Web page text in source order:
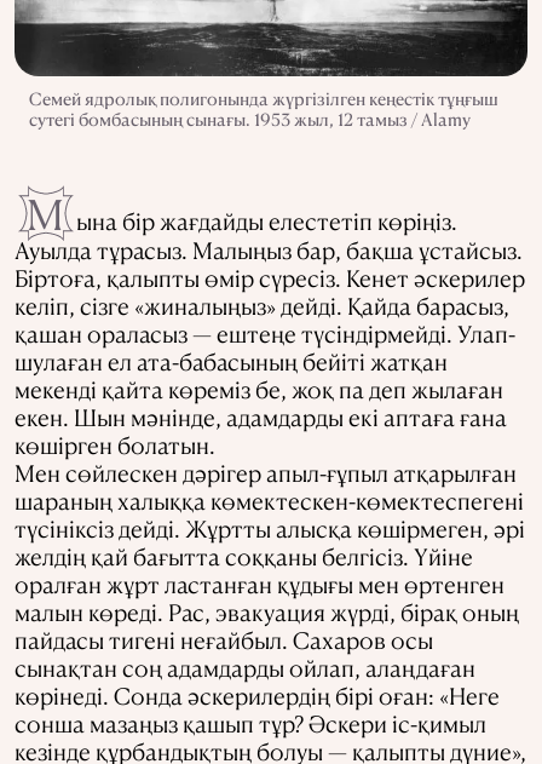
Семей ядролық полигонында жүргізілген кеңестік тұңғыш
сутегі бомбасының сынағы. 1953 жыл, 12 тамыз / Alamy
М ына бір жағдайды елестетіп көріңіз.
Ауылда тұрасыз. Малыңыз бар, бақша ұстайсыз.
Біртоға, қалыпты өмір сүресіз. Кенет әскерилер
келіп, сізге «жиналыңыз» дейді. Қайда барасыз,
қашан ораласыз — ештеңе түсіндірмейді. Улап-
шулаған ел ата-бабасының бейіті жатқан
мекенді қайта көреміз бе, жоқ па деп жылаған
екен. Шын мәнінде, адамдарды екі аптаға ғана
көшірген болатын.
Мен сөйлескен дәрігер апыл-ғұпыл атқарылған
шараның халыққа көмектескен-көмектеспегені
түсініксіз дейді. Жұртты алысқа көшірмеген, әрі
желдің қай бағытта соққаны белгісіз. Үйіне
оралған жұрт ластанған құдығы мен өртенген
малын көреді. Рас, эвакуация жүрді, бірақ оның
пайдасы тигені неғайбыл. Сахаров осы
сынақтан соң адамдарды ойлап, алаңдаған
көрінеді. Сонда әскерилердің бірі оған: «Неге
сонша мазаңыз қашып тұр? Әскери іс-қимыл
кезінде құрбандықтың болуы — қалыпты дүние»,